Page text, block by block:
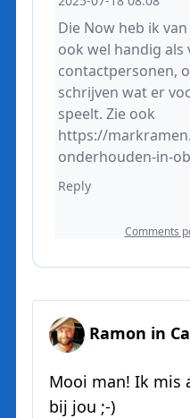
Ramon in
Mooi man! Ik mis
bij jou ;-)